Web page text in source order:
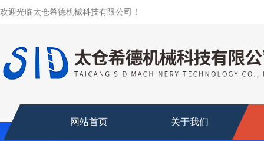
欢迎光临太仓希德机械科技有限公司！
网站首页 关于我们